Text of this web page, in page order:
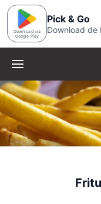
Download via
Google Play
Pick & Go
Download de
Menu